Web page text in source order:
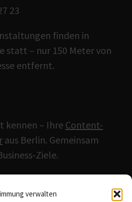
verwalten
23
finden in
statt – nur 150 Meter von
entfernt.
kennen – Ihre Content-
aus Berlin. Gemeinsam
Ziele.